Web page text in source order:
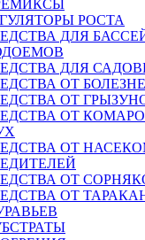
РОСТА
ДЛЯ
ДЛЯ
ОТ
ОТ
ОТ
ОТ
ОТ
ОТ